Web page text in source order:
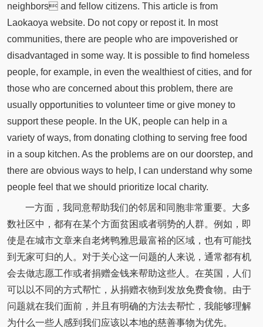
neighbors and fellow citizens. This article is from
Laokaoya website. Do not copy or repost it. In most
communities, there are people who are impoverished or
disadvantaged in some way. It is possible to find homeless
people, for example, in even the wealthiest of cities, and for
those who are concerned about this problem, there are
usually opportunities to volunteer time or give money to
support these people. In the UK, people can help in a
variety of ways, from donating clothing to serving free food
in a soup kitchen. As the problems are on our doorstep, and
there are obvious ways to help, I can understand why some
people feel that we should prioritize local charity.
一方面，我同意帮助我们的邻居和同胞非常重要。大多
数社区中，都有在某个方面贫困或者弱势的人群。例如，即
使是在城市文章来自老烤鸭雅思最富裕的区域，也有可能找
到无家可归的人。对于关心这一问题的人来说，通常都有机
会去做志愿工作或者捐赠金钱来帮助这些人。在英国，人们
可以以不同的方式帮忙，从捐赠衣物到发放免费食物。由于
问题就在我们面前，并且有明确的方法去帮忙，我能够理解
为什么一些人感到我们应该以本地的慈善事物为优先。